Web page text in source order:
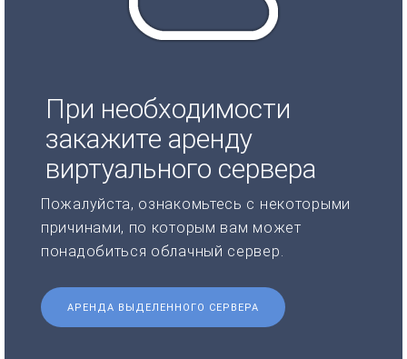
При необходимости
закажите аренду
виртуального сервера
Пожалуйста, ознакомьтесь с некоторыми
причинами, по которым вам может
понадобиться облачный сервер.
АРЕНДА ВЫДЕЛЕННОГО СЕРВЕРА